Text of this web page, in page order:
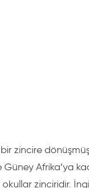
zincire
Afrika’ya
zinciridir.